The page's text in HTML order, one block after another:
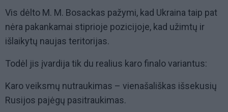
Vis dėlto M. M. Bosackas pažymi, kad Ukraina taip pat
nėra pakankamai stiprioje pozicijoje, kad užimtų ir
išlaikytų naujas teritorijas.
Todėl jis įvardija tik du realius karo finalo variantus:
Karo veiksmų nutraukimas – vienašališkas išsekusių
Rusijos pajėgų pasitraukimas.